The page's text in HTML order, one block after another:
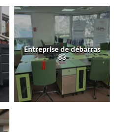
Entreprise de débarras
83